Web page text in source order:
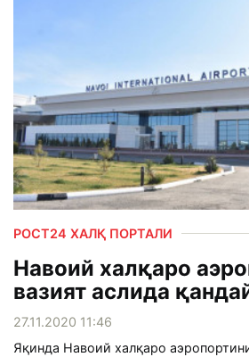
РОСТ24 ХАЛҚ ПОРТАЛИ
Навоий халқаро
вазият аслида
27.11.2020 11:46
Яқинда Навоий халқаро